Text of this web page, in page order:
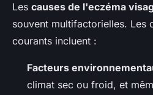
Les causes de l'eczéma
souvent multifactorielles. Les
courants incluent :
Facteurs
climat sec ou froid, et